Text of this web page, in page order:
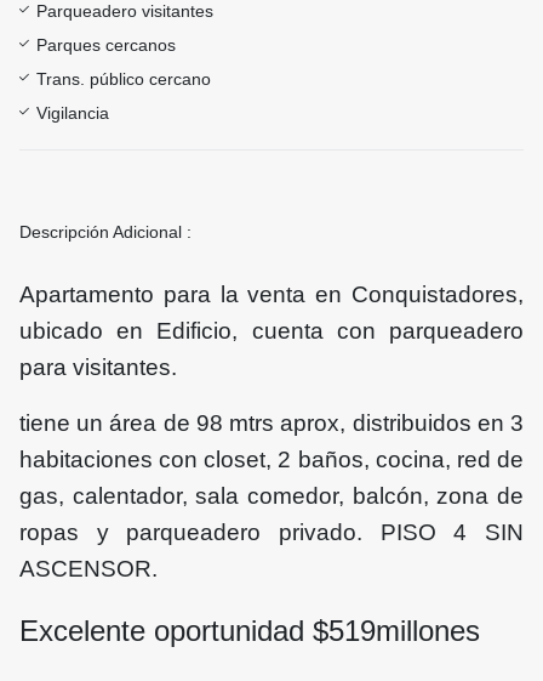
Parqueadero visitantes
Parques cercanos
Trans. público cercano
Vigilancia
Descripción Adicional :
Apartamento para la venta en Conquistadores,
ubicado en Edificio, cuenta con parqueadero
para visitantes.
tiene un área de 98 mtrs aprox, distribuidos en 3
habitaciones con closet, 2 baños, cocina, red de
gas, calentador, sala comedor, balcón, zona de
ropas y parqueadero privado. PISO 4 SIN
ASCENSOR.
Excelente oportunidad $519millones